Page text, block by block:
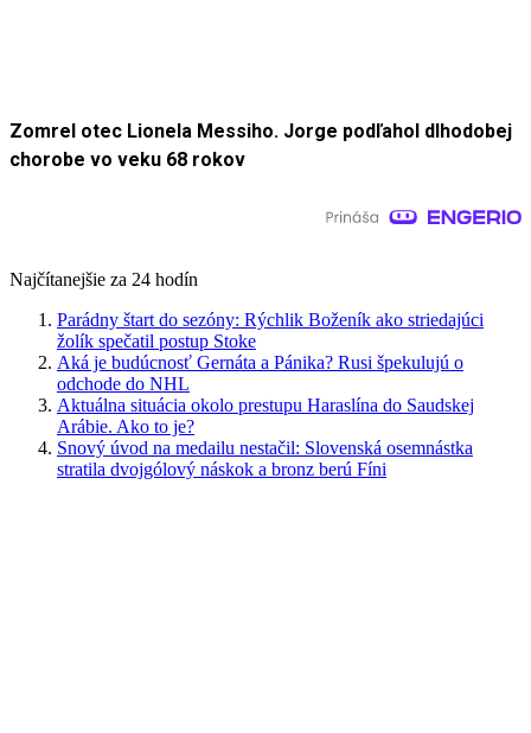
Zomrel otec Lionela Messiho. Jorge podľahol dlhodobej
chorobe vo veku 68 rokov
Najčítanejšie za 24 hodín
Parádny štart do sezóny: Rýchlik Boženík ako striedajúci
žolík spečatil postup Stoke
Aká je budúcnosť Gernáta a Pánika? Rusi špekulujú o
odchode do NHL
Aktuálna situácia okolo prestupu Haraslína do Saudskej
Arábie. Ako to je?
Snový úvod na medailu nestačil: Slovenská osemnástka
stratila dvojgólový náskok a bronz berú Fíni